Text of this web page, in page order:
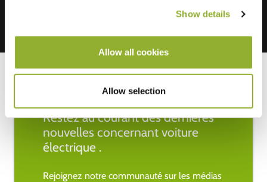
Show details
Allow all cookies
Allow selection
Restez au courant des dernières
nouvelles concernant voiture
électrique .
Rejoignez notre communauté sur les médias